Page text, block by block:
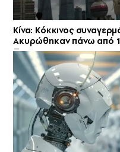
Κίνα: Κόκκινος
Ακυρώθηκαν πάνω από